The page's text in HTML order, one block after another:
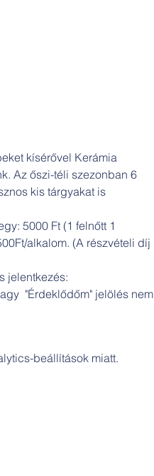
kísérővel Kerámia
Az őszi-téli szezonban 6
kis tárgyakat is
5000 Ft (1 felnőtt 1
alkalom. (A részvételi díj
jelentkezés:
"Érdeklődőm" jelölés nem
beállítások miatt.